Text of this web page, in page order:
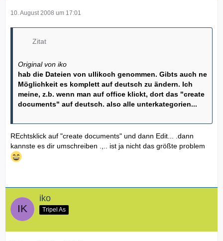
10. August 2008 um 17:01
Zitat
Original von iko
hab die Dateien von ullikoch genommen. Gibts auch ne
Möglichkeit es komplett auf deutsch zu ändern. Ich
meine, z.b. wenn man auf office klickt, dort das "create
documents" auf deutsch. also alle unterkategorien...
REchtsklick auf "create documents" und dann Edit... .dann
kannste es dir umschreiben .,.. ist ja nicht das größte problem
iko
Tripel As